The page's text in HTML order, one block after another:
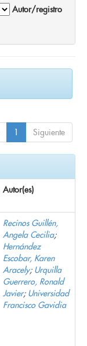
Autor/registro
1 Siguiente
Autor(es)
Recinos Guillén,
Angela Cecilia;
Hernández
Escobar, Karen
Aracely; Urquilla
Guerrero, Ronald
Javier; Universidad
Francisco Gavidia